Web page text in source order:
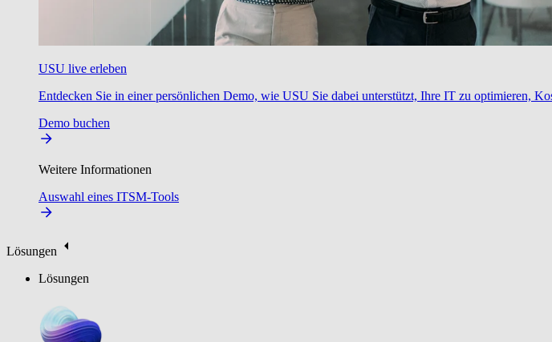
USU live erleben
Entdecken Sie in einer persönlichen Demo, wie USU Sie dabei unterstützt, Ihre IT zu optimieren,
Demo buchen
Weitere Informationen
Auswahl eines ITSM-Tools
Lösungen
Lösungen